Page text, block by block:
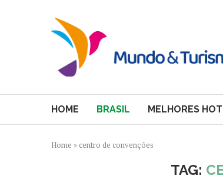
HOME BRASIL MELHORES
Home » centro de convenções
TAG: